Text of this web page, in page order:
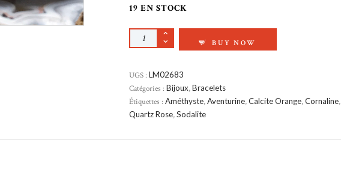
19 EN STOCK
QUANTITÉ DE BRACELET 7 CHAKRAS
BUY NOW
UGS : LM02683
Catégories : Bijoux,Bracelets
Étiquettes : Améthyste,Aventurine,Calcite Orange,Cornaline,
Quartz Rose,Sodalite